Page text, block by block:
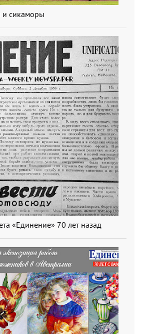
и сикаморы
«Единение» 70 лет назад